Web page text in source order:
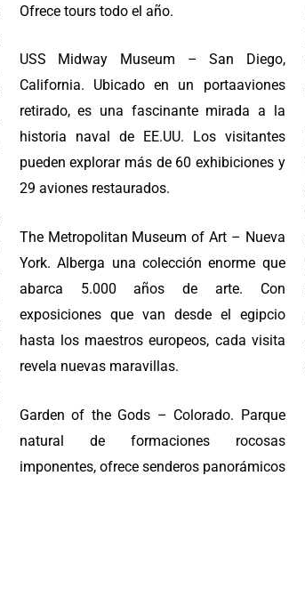
Ofrece tours todo el año.
USS Midway Museum – San Diego,
California. Ubicado en un portaaviones
retirado, es una fascinante mirada a la
historia naval de EE.UU. Los visitantes
pueden explorar más de 60 exhibiciones y
29 aviones restaurados.
The Metropolitan Museum of Art – Nueva
York. Alberga una colección enorme que
abarca 5.000 años de arte. Con
exposiciones que van desde el egipcio
hasta los maestros europeos, cada visita
revela nuevas maravillas.
Garden of the Gods – Colorado. Parque
natural de formaciones rocosas
imponentes, ofrece senderos panorámicos